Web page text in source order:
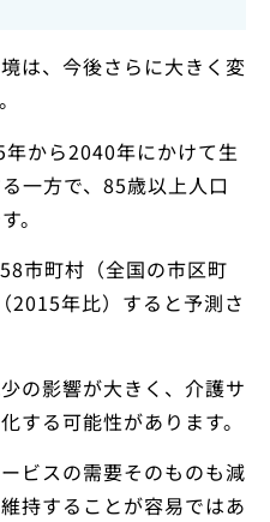
は、今後さらに大きく変
から2040年にかけて生
一方で、85歳以上人口
。
市町村（全国の市区町
2015年比）すると予測さ
の影響が大きく、介護サ
する可能性があります。
ビスの需要そのものも減
持することが容易ではあ